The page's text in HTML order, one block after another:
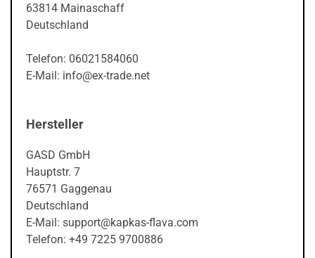
63814 Mainaschaff
Deutschland
Telefon: 06021584060
E-Mail: info@ex-trade.net
Hersteller
GASD GmbH
Hauptstr. 7
76571 Gaggenau
Deutschland
E-Mail: support@kapkas-flava.com
Telefon: +49 7225 9700886